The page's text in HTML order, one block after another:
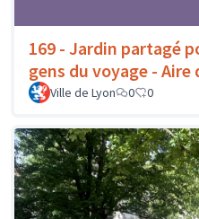
169 - Jardin partagé
gens du voyage - Aire
Ville de Lyon 0 0